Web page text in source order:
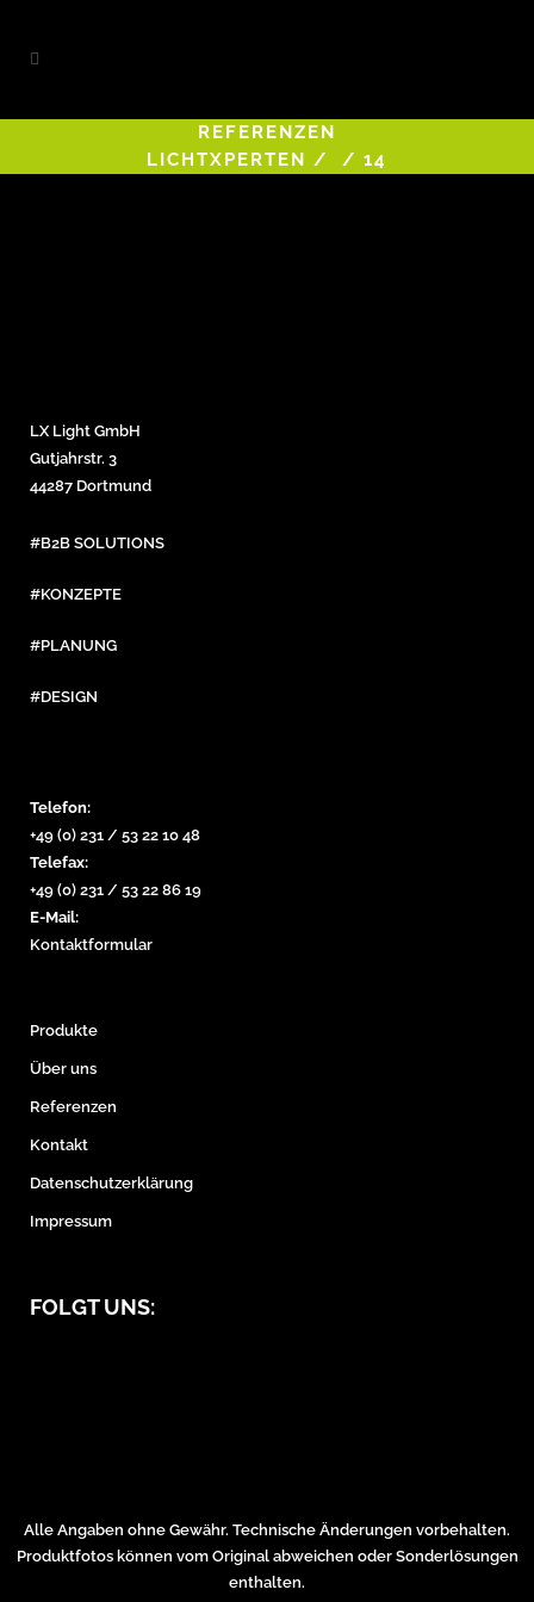
REFERENZEN
LICHTXPERTEN / / 14
LX Light GmbH
Gutjahrstr. 3
44287 Dortmund
#B2B SOLUTIONS
#KONZEPTE
#PLANUNG
#DESIGN
Telefon:
+49 (0) 231 / 53 22 10 48
Telefax:
+49 (0) 231 / 53 22 86 19
E-Mail:
Kontaktformular
Produkte
Über uns
Referenzen
Kontakt
Datenschutzerklärung
Impressum
FOLGT UNS:
Alle Angaben ohne Gewähr. Technische Änderungen vorbehalten.
Produktfotos können vom Original abweichen oder Sonderlösungen
enthalten.